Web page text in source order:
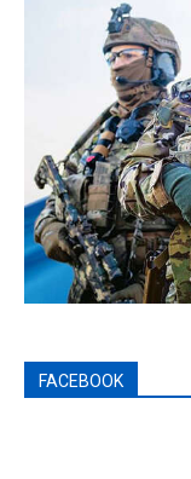
FACEBOOK